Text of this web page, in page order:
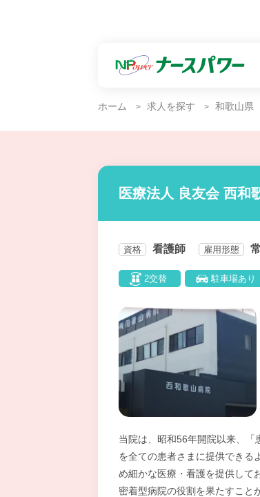
ホーム 求人を探す 和歌山県
医療法人 良友会 西和
資格 看護師 雇用形態
2交替 駐車場あり
当院は、昭和56年開院以来、
を全ての患者さまに提供できる
め細かな医療・看護を提供して
密着型病院の役割を果たすこと